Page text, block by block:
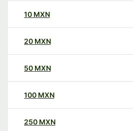
10 MXN
20 MXN
50 MXN
100 MXN
250 MXN